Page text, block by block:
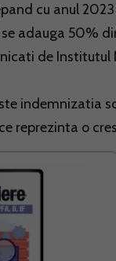
cu anul
adauga 50%
de Institutul
indemnizatia
reprezinta o